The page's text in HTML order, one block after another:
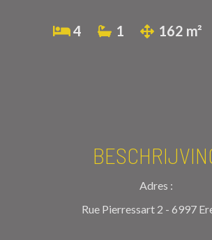
4 1 162 m²
Adres :
Rue Pierressart 2 - 6997